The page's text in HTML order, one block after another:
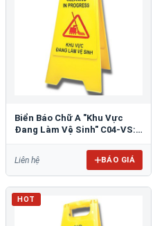
Biển Báo Chữ A "Khu Vực
Đang Làm Vệ Sinh" C04-VS:
Liên hệ BÁO GIÁ
HOT